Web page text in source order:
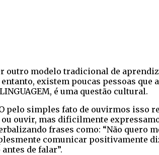
outro modelo tradicional de
existem poucas pessoas
é uma questão cultural.
pelo simples fato de ouvirmos isso
ouvir, mas dificilmente
frases como: “Não quero
comunicar positivamente
de falar”.